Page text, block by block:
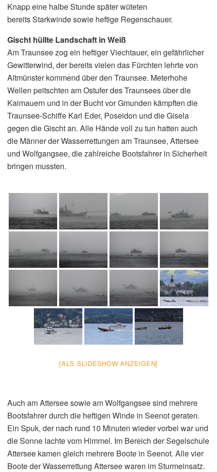
Knapp eine halbe Stunde später wüteten
bereits Starkwinde sowie heftige Regenschauer.
Gischt hüllte Landschaft in Weiß
Am Traunsee zog ein heftiger Viechtauer, ein gefährlicher
Gewitterwind, der bereits vielen das Fürchten lehrte von
Altmünster kommend über den Traunsee. Meterhohe
Wellen peitschten am Ostufer des Traunsees über die
Kaimauern und in der Bucht vor Gmunden kämpften die
Traunsee-Schiffe Karl Eder, Poseidon und die Gisela
gegen die Gischt an. Alle Hände voll zu tun hatten auch
die Männer der Wasserrettungen am Traunsee, Attersee
und Wolfgangsee, die zahlreiche Bootsfahrer in Sicherheit
bringen mussten.
[ALS SLIDESHOW ANZEIGEN]
Auch am Attersee sowie am Wolfgangsee sind mehrere
Bootsfahrer durch die heftigen Winde in Seenot geraten.
Ein Spuk, der nach rund 10 Minuten wieder vorbei war und
die Sonne lachte vom Himmel. Im Bereich der Segelschule
Attersee kamen gleich mehrere Boote in Seenot. Alle vier
Boote der Wasserrettung Attersee waren im Sturmeinsatz.